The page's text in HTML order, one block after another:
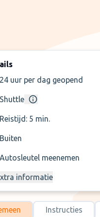
24 uur per dag geopend
Shuttle
Reistijd: 5 min.
Buiten
Autosleutel meenemen
informatie
Instructies